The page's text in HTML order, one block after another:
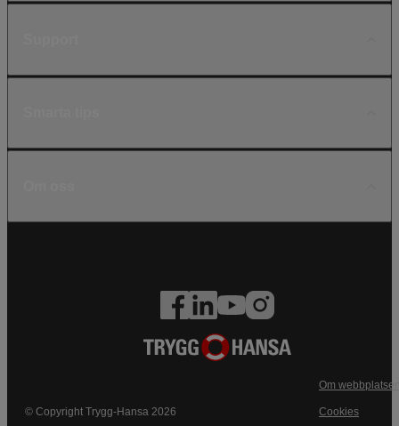
© Copyright Trygg-Hansa 2026
Om
Cookies